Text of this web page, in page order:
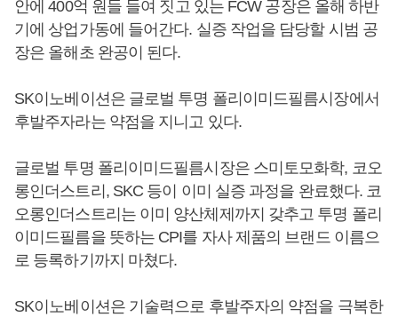
안에 400억 원들 들여 짓고 있는 FCW 공장은 올해 하반
기에 상업가동에 들어간다. 실증 작업을 담당할 시범 공
장은 올해초 완공이 된다.
SK이노베이션은 글로벌 투명 폴리이미드필름시장에서
후발주자라는 약점을 지니고 있다.
글로벌 투명 폴리이미드필름시장은 스미토모화학, 코오
롱인더스트리, SKC 등이 이미 실증 과정을 완료했다. 코
오롱인더스트리는 이미 양산체제까지 갖추고 투명 폴리
이미드필름을 뜻하는 CPI를 자사 제품의 브랜드 이름으
로 등록하기까지 마쳤다.
SK이노베이션은 기술력으로 후발주자의 약점을 극복한